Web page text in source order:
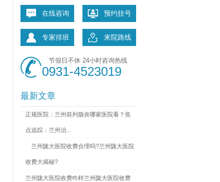
在线咨询 预约挂号
专家排班 来院路线
节假日不休 24小时咨询热线
0931-4523019
最新文章
正规医院：兰州前列腺炎哪家医院看？焦
点追踪：兰州治...
兰州陇大医院收费合理吗?兰州陇大医院
收费大揭秘?
兰州陇大医院收费咋样兰州陇大医院收费